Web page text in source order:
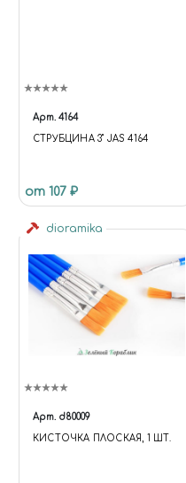
Арт. 4164
СТРУБЦИНА 3" JAS 4164
от 107 ₽
dioramika
Арт. d80009
КИСТОЧКА ПЛОСКАЯ, 1 ШТ.